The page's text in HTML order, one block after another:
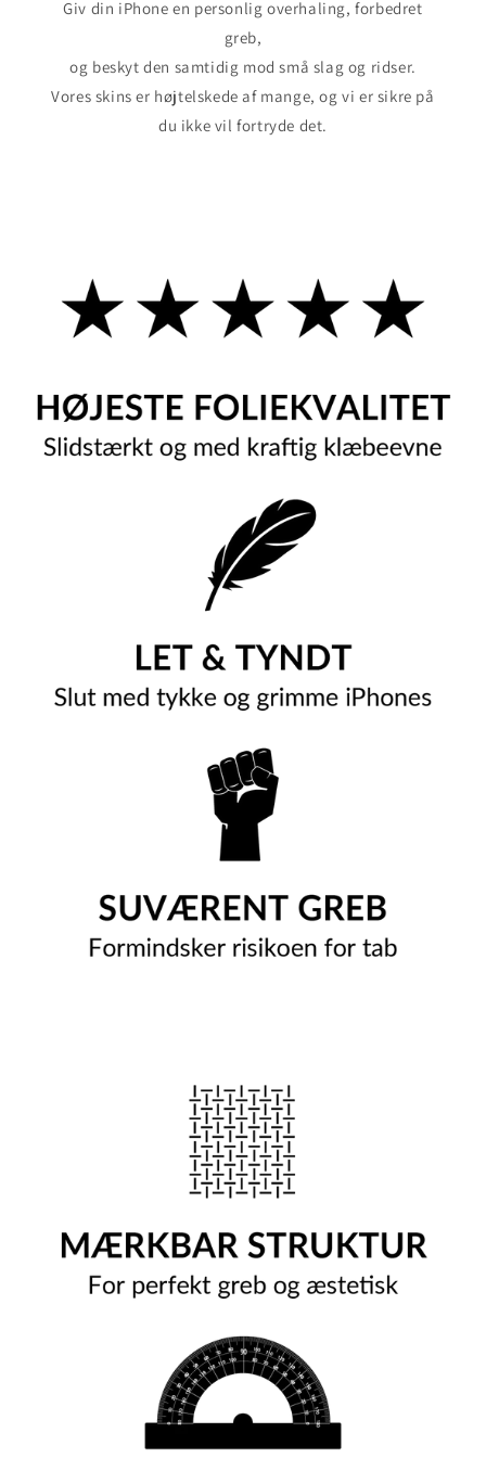
Giv din iPhone en personlig overhaling, forbedret
greb,
og beskyt den samtidig mod små slag og ridser.
Vores skins er højtelskede af mange, og vi er sikre på
du ikke vil fortryde det.